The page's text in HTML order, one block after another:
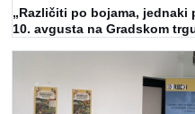
„Različiti po bojama,
10. avgusta na Gradskom